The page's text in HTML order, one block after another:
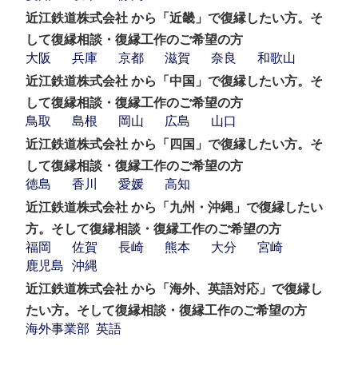
近江鉄道株式会社 から「近畿」で復縁したい方。そ
して復縁相談・復縁工作のご希望の方
大阪
兵庫 京都 滋賀 奈良
和歌山
近江鉄道株式会社 から「中国」で復縁したい方。そ
して復縁相談・復縁工作のご希望の方
鳥取
島根 岡山 広島
山口
近江鉄道株式会社 から「四国」で復縁したい方。そ
して復縁相談・復縁工作のご希望の方
徳島
香川 愛媛
高知
近江鉄道株式会社 から「九州・沖縄」で復縁したい
方。そして復縁相談・復縁工作のご希望の方
福岡
佐賀 長崎 熊本 大分
宮崎
鹿児島
沖縄
近江鉄道株式会社 から「海外、英語対応」で復縁し
たい方。そして復縁相談・復縁工作のご希望の方
海外事業部 英語